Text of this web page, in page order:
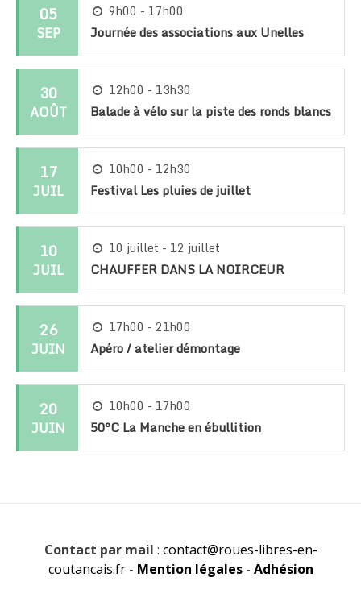
05
SEP
9h00 - 17h00
Journée des associations aux Unelles
30
AOÛT
12h00 - 13h30
Balade à vélo sur la piste des ronds blancs
17
JUIL
10h00 - 12h30
Festival Les pluies de juillet
10
JUIL
10 juillet - 12 juillet
CHAUFFER DANS LA NOIRCEUR
26
JUIN
17h00 - 21h00
Apéro / atelier démontage
20
JUIN
10h00 - 17h00
50°C La Manche en ébullition
Contact par mail : contact@roues-libres-en-
coutancais.fr- Mention légales- Adhésion